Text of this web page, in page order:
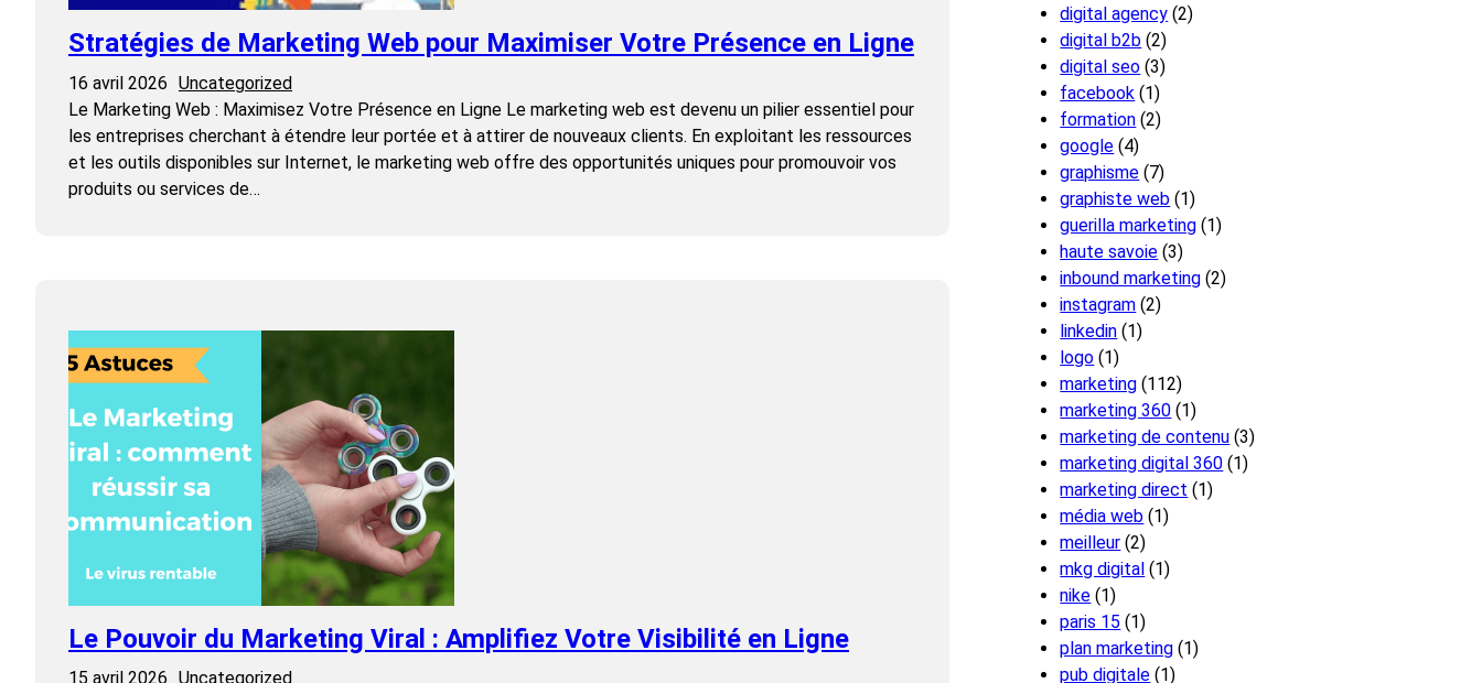
Stratégies de Marketing Web pour Maximiser Votre Présence en Ligne
16 avril 2026 Uncategorized
Le Marketing Web : Maximisez Votre Présence en Ligne Le marketing web est devenu un pilier essentiel pour
les entreprises cherchant à étendre leur portée et à attirer de nouveaux clients. En exploitant les ressources
et les outils disponibles sur Internet, le marketing web offre des opportunités uniques pour promouvoir vos
produits ou services de…
Le Pouvoir du Marketing Viral : Amplifiez Votre Visibilité en Ligne
15 avril 2026 Uncategorized
digital agency (2)
digital b2b (2)
digital seo (3)
facebook (1)
formation (2)
google (4)
graphisme (7)
graphiste web (1)
guerilla marketing (1)
haute savoie (3)
inbound marketing (2)
instagram (2)
linkedin (1)
logo (1)
marketing (112)
marketing 360 (1)
marketing de contenu (3)
marketing digital 360 (1)
marketing direct (1)
média web (1)
meilleur (2)
mkg digital (1)
nike (1)
paris 15 (1)
plan marketing (1)
pub digitale (1)